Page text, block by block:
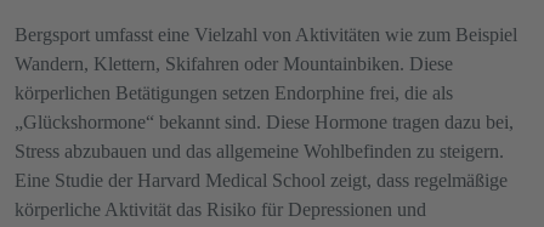
Bergsport umfasst eine Vielzahl von Aktivitäten wie zum Beispiel
Wandern, Klettern, Skifahren oder Mountainbiken. Diese
körperlichen Betätigungen setzen Endorphine frei, die als
„Glückshormone“ bekannt sind. Diese Hormone tragen dazu bei,
Stress abzubauen und das allgemeine Wohlbefinden zu steigern.
Eine Studie der Harvard Medical School zeigt, dass regelmäßige
körperliche Aktivität das Risiko für Depressionen und